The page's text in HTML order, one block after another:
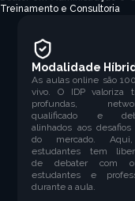
Treinamento e Consultoria
Modalidade
As aulas online são
vivo. O IDP valoriza
profundas,
qualificado e
alinhados aos desafios
do mercado.
estudantes tem
de debater com
estudantes e
durante a aula.